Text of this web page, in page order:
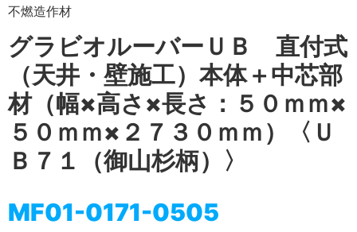
不燃造作材
グラビオルーバーＵＢ 直付式
（天井・壁施工）本体＋中芯部
材（幅×高さ×長さ：５０ｍｍ×
５０ｍｍ×２７３０ｍｍ）〈Ｕ
Ｂ７１（御山杉柄）〉
MF01-0171-0505